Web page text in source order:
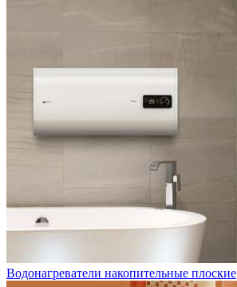
Водонагреватели накопительные плоские